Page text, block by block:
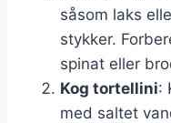
såsom laks
stykker.
spinat eller
Kog tortellini:
med saltet